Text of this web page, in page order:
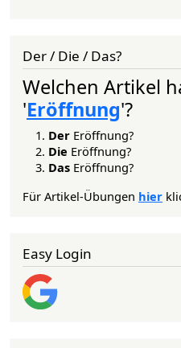
Der / Die / Das?
Welchen Artikel
'Eröffnung'?
Der Eröffnung?
Die Eröffnung?
Das Eröffnung?
Für Artikel-Übungen hier
Easy Login